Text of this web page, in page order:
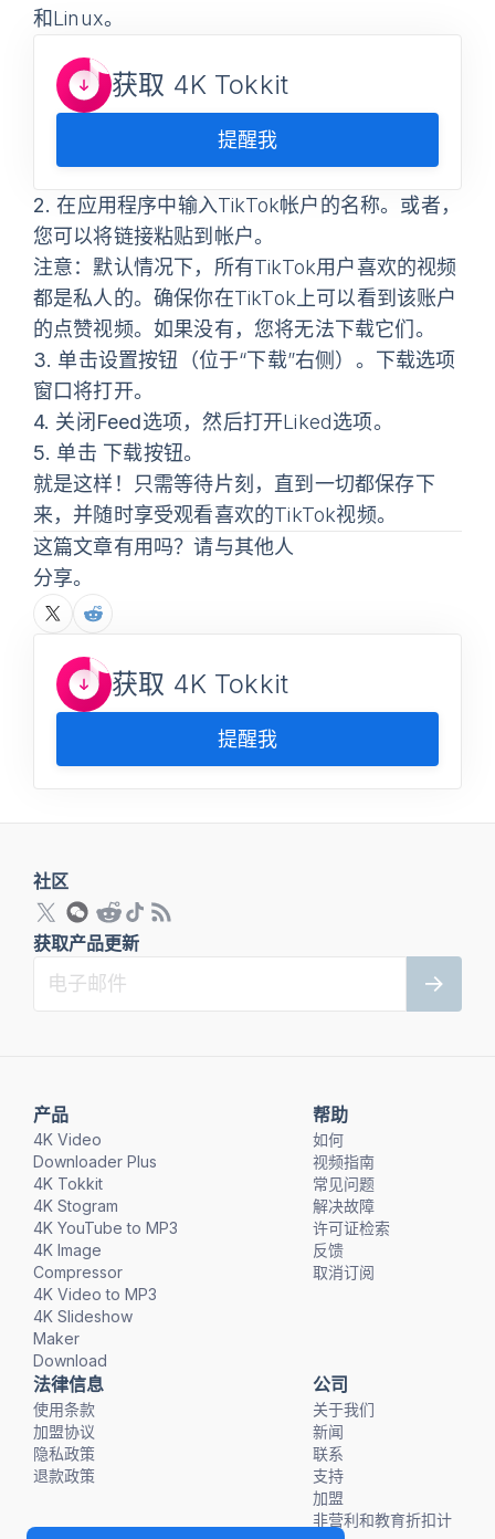
和Linux。
获取 4K Tokkit
提醒我
2. 在应用程序中输入TikTok帐户的名称。或者，
您可以将链接粘贴到帐户。
注意：默认情况下，所有TikTok用户喜欢的视频
都是私人的。确保你在TikTok上可以看到该账户
的点赞视频。如果没有，您将无法下载它们。
3. 单击设置按钮（位于“下载”右侧）。 下载选项
窗口将打开。
4. 关闭 Feed选项，然后打开Liked选项。
5. 单击 下载按钮。
就是这样！只需等待片刻，直到一切都保存下
来，并随时享受观看喜欢的TikTok视频。
这篇文章有用吗？请与其他人
分享。
获取 4K Tokkit
提醒我
产品
4K Video
Downloader Plus
4K Tokkit
4K Stogram
4K YouTube to MP3
4K Image
Compressor
4K Video to MP3
4K Slideshow
Maker
Download
帮助
如何
视频指南
常见问题
解决故障
许可证检索
反馈
取消订阅
法律信息
使用条款
加盟协议
隐私政策
退款政策
公司
关于我们
新闻
联系
支持
加盟
非营利和教育折扣计
社区
获取产品更新